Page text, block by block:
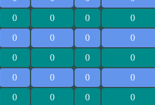
0 0 0
0
0 0 0
0
0 0 0
0
0 0 0
0
0 0 0
0